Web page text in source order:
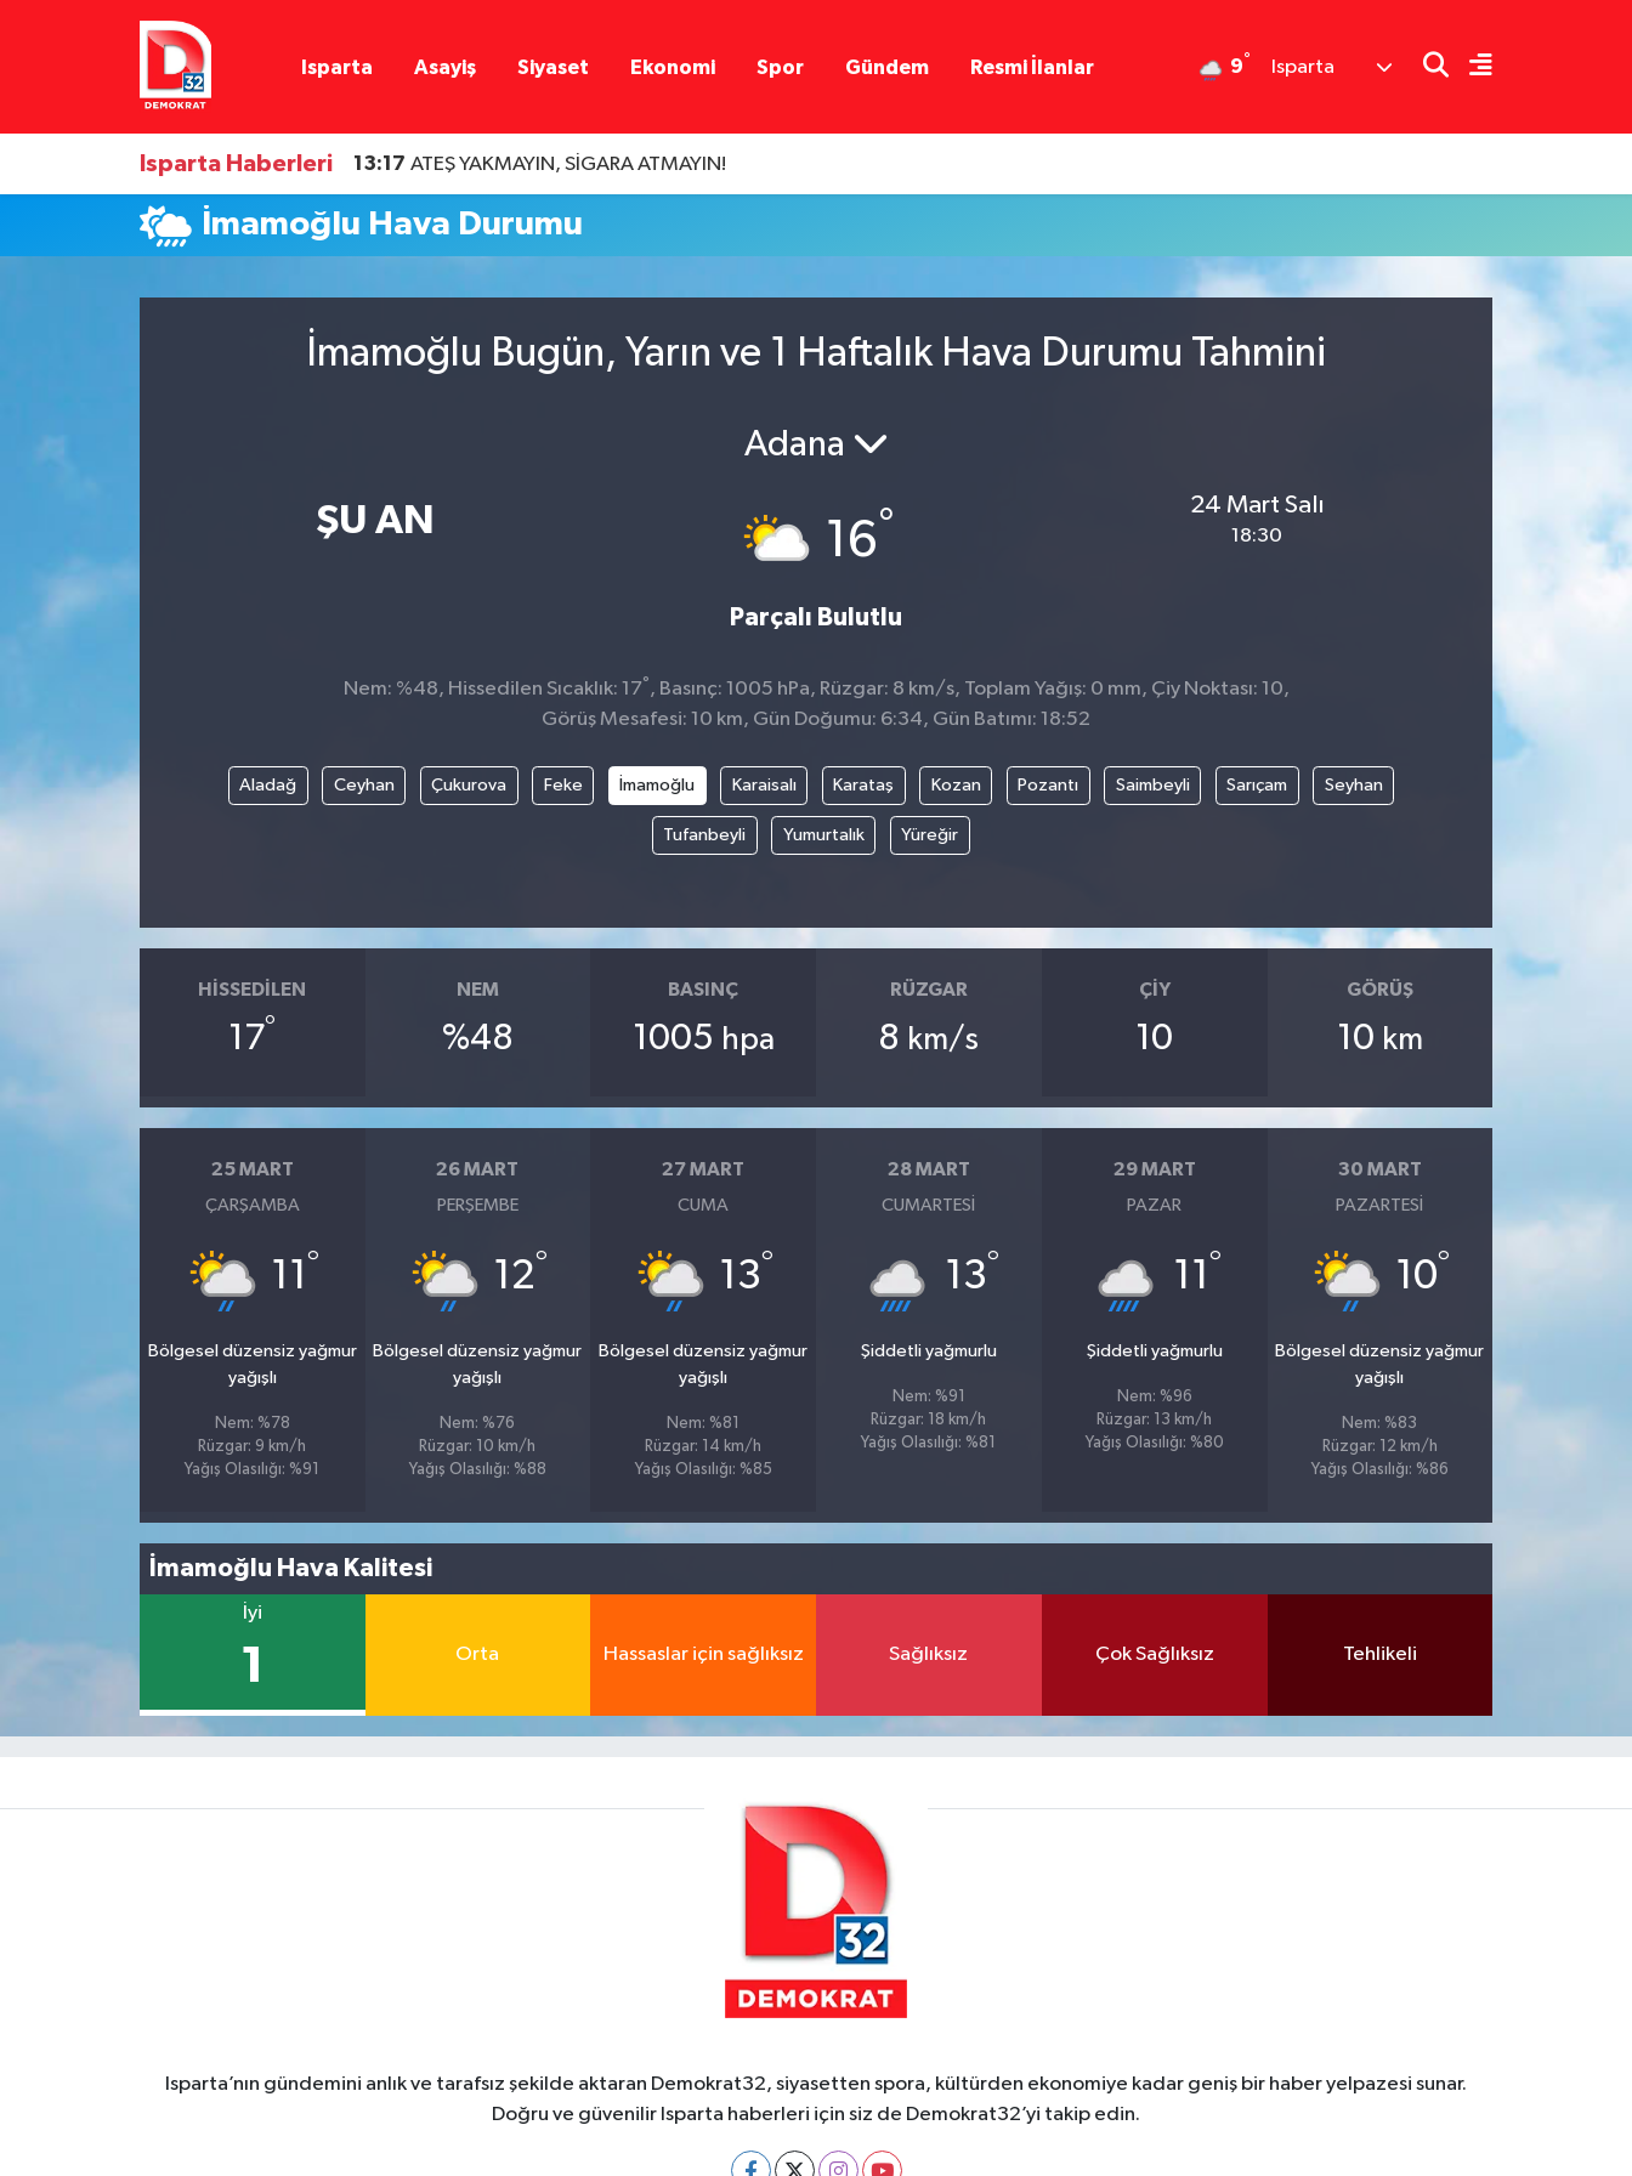
Isparta Asayiş Siyaset Ekonomi Spor Gündem Resmi İlanlar 9° Isparta
Isparta Haberleri 13:17 ATEŞ YAKMAYIN, SİGARA ATMAYIN!
İmamoğlu Hava Durumu
İmamoğlu Bugün, Yarın ve 1 Haftalık Hava Durumu Tahmini
ŞU AN
Adana
16°
Parçalı Bulutlu
24 Mart Salı
18:30
Nem: %48, Hissedilen Sıcaklık: 17°, Basınç: 1005 hPa, Rüzgar: 8 km/s, Toplam Yağış: 0 mm, Çiy Noktası: 10,
Görüş Mesafesi: 10 km, Gün Doğumu: 6:34, Gün Batımı: 18:52
Aladağ Ceyhan Çukurova Feke İmamoğlu Karaisalı Karataş Kozan Pozantı Saimbeyli Sarıçam Seyhan
Tufanbeyli Yumurtalık Yüreğir
HISSEDILEN
17°
NEM
%48
BASINÇ
1005 hpa
RÜZGAR
8 km/s
ÇIY
10
GÖRÜŞ
10 km
25 MART
ÇARŞAMBA
11 °
Bölgesel düzensiz yağmur
yağışlı
Nem: %78
Rüzgar: 9 km/h
Yağış Olasılığı: %91
26 MART
PERŞEMBE
12°
Bölgesel düzensiz yağmur
yağışlı
Nem: %76
Rüzgar: 10 km/h
Yağış Olasılığı: %88
27 MART
CUMA
13°
Bölgesel düzensiz yağmur
yağışlı
Nem: %81
Rüzgar: 14 km/h
Yağış Olasılığı: %85
28 MART
CUMARTESI
13°
Şiddetli yağmurlu
Nem: %91
Rüzgar: 18 km/h
Yağış Olasılığı: %81
29 MART
PAZAR
11 °
Şiddetli yağmurlu
Nem: %96
Rüzgar: 13 km/h
Yağış Olasılığı: %80
30 MART
PAZARTESI
10°
Bölgesel düzensiz yağmur
yağışlı
Nem: %83
Rüzgar: 12 km/h
Yağış Olasılığı: %86
İmamoğlu Hava Kalitesi
İyi
1 Orta Hassaslar için sağlıksız Sağlıksız Çok Sağlıksız Tehlikeli
Isparta’nın gündemini anlık ve tarafsız şekilde aktaran Demokrat32, siyasetten spora, kültürden ekonomiye kadar geniş bir haber yelpazesi sunar.
Doğru ve güvenilir Isparta haberleri için siz de Demokrat32’yi takip edin.
Isparta Nöbetçi Eczaneler
Isparta Hava Durumu
Isparta Namaz Vakitleri
Süper Lig Puan Durumu ve Fikstür